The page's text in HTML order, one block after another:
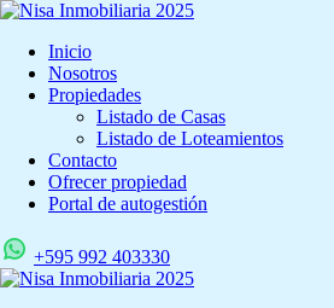
Inicio
Nosotros
Propiedades
Listado de Casas
Listado de Loteamientos
Contacto
Ofrecer propiedad
Portal de autogestión
+595 992 403330